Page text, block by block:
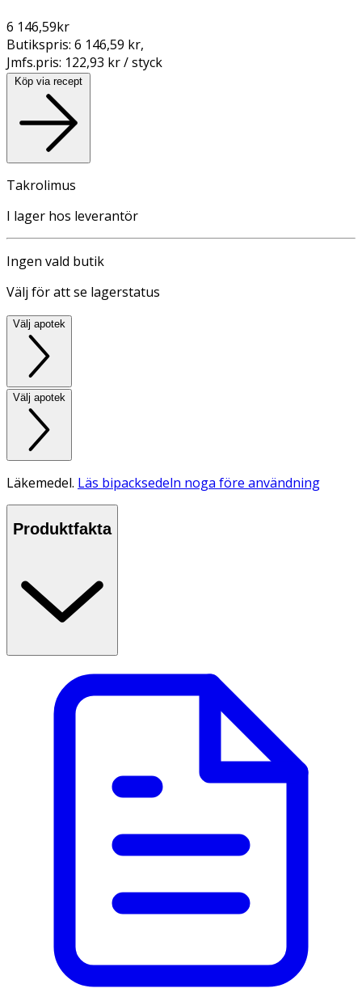
6 146,59kr
Butikspris: 6 146,59 kr,
Jmfs.pris: 122,93 kr / styck
Köp via recept
Takrolimus
I lager hos leverantör
Ingen vald butik
Välj för att se lagerstatus
Välj apotek
Välj apotek
Läkemedel. Läs bipacksedeln noga före användning
Produktfakta